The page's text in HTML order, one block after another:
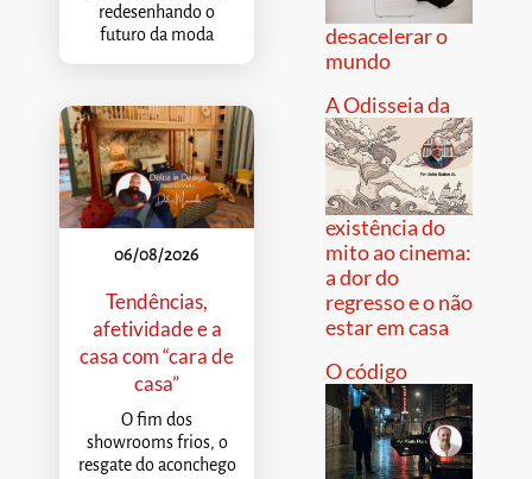
redesenhando o
futuro da moda
06/08/2026
Tendências,
afetividade e a
casa com “cara de
casa”
O fim dos
showrooms frios, o
resgate do aconchego
desacelerar o
mundo
A Odisseia da
existência do
mito ao cinema:
a dor do
regresso e o não
estar em casa
O código